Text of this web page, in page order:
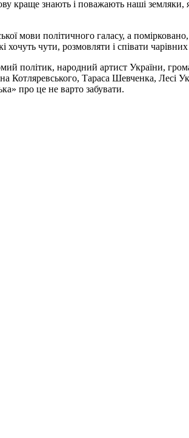
краще знають і поважають наші земляки,
мови політичного галасу, а
чути, розмовляти і співати
політик, народний артист України,
Котляревського, Тараса Шевченка, Лесі
про це не варто забувати.